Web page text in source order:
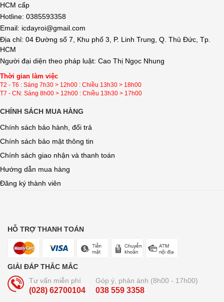
HCM cấp
Hotline: 0385593358
Email: icdayroi@gmail.com
Địa chỉ: 04 Đường số 7, Khu phố 3, P. Linh Trung, Q. Thủ Đức, Tp.
HCM
Người đại diện theo pháp luật: Cao Thị Ngọc Nhung
Thời gian làm việc
T2 - T6 : Sáng 7h30 > 12h00 : Chiều 13h30 > 18h00
T7 - CN: Sáng 8h00 > 12h00 : Chiều 13h30 > 17h00
CHÍNH SÁCH MUA HÀNG
Chính sách bảo hành, đổi trả
Chính sách bảo mật thông tin
Chính sách giao nhận và thanh toán
Hướng dẫn mua hàng
Đăng ký thành viên
HỖ TRỢ THANH TOÁN
GIẢI ĐÁP THẮC MẮC
Tư vấn miễn phí
(028) 62700104
Góp ý, phản ánh (8h00 - 17h00)
038 559 3358